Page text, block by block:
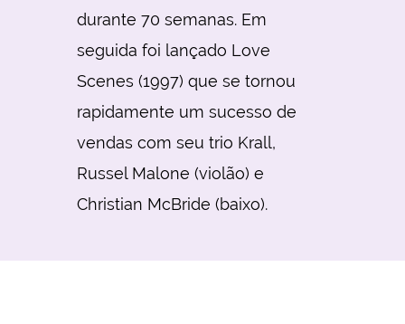
durante 70 semanas. Em
seguida foi lançado Love
Scenes (1997) que se tornou
rapidamente um sucesso de
vendas com seu trio Krall,
Russel Malone (violão) e
Christian McBride (baixo).